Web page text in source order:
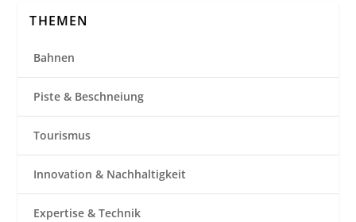
THEMEN
Bahnen
Piste & Beschneiung
Tourismus
Innovation & Nachhaltigkeit
Expertise & Technik